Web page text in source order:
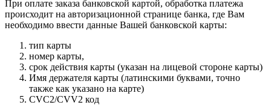
При оплате заказа банковской картой, обработка платежа
происходит на авторизационной странице банка, где Вам
необходимо ввести данные Вашей банковской карты:
тип карты
номер карты,
срок действия карты (указан на лицевой стороне карты)
Имя держателя карты (латинскими буквами, точно
также как указано на карте)
CVC2/CVV2 код